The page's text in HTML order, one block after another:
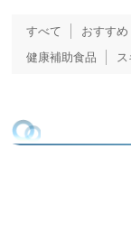
すべて おすすめ
健康補助食品